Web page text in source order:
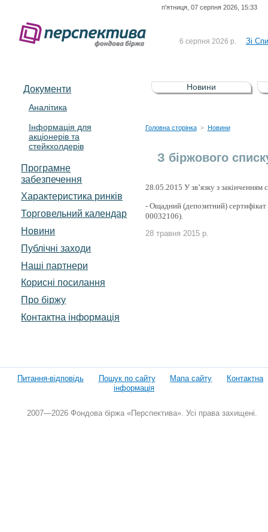
п'ятниця, 07 серпня 2026, 15:33
6 серпня 2026 р. Зі
5 серпня 2026 р.
Зі
UA4000232607)
4 серпня 2026 р.
Документи
Аналітика
Інформація для
акціонерів та
стейкхолдерів
Програмне
забезпечення
Характеристика pинків
Торговельний календар
Новини
Публічні заходи
Наші партнери
Корисні посилання
Про біржу
Контактна інформація
Новини
Головна сторінка > Новини
З біржового
28.05.2015 У зв’язку з закінченням
- Ощадний (депозитний)
00032106).
28 травня 2015 р.
Питання-відповідь Пошук по сайту Мапа сайту
Контактна
інформація
2007—2026 Фондова біржа «Перспектива». Усі права захищені.